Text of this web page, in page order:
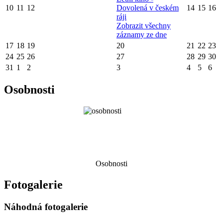
10 11 12
Dovolená v českém
ráji
Zobrazit všechny
záznamy ze dne
14 15 16
17 18 19 20 21 22 23
24 25 26 27 28 29 30
31 1 2 3 4 5 6
Osobnosti
Osobnosti
Fotogalerie
Náhodná fotogalerie